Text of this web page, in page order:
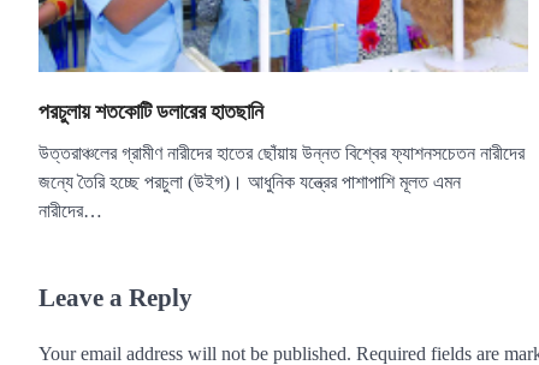
পরচুলায় শতকোটি ডলারের হাতছানি
উত্তরাঞ্চলের গ্রামীণ নারীদের হাতের ছোঁয়ায় উন্নত বিশ্বের ফ্যাশনসচেতন নারীদের
জন্যে তৈরি হচ্ছে পরচুলা (উইগ)। আধুনিক যন্ত্রের পাশাপাশি মূলত এমন
নারীদের…
Leave a Reply
Your email address will not be published. Required fields are